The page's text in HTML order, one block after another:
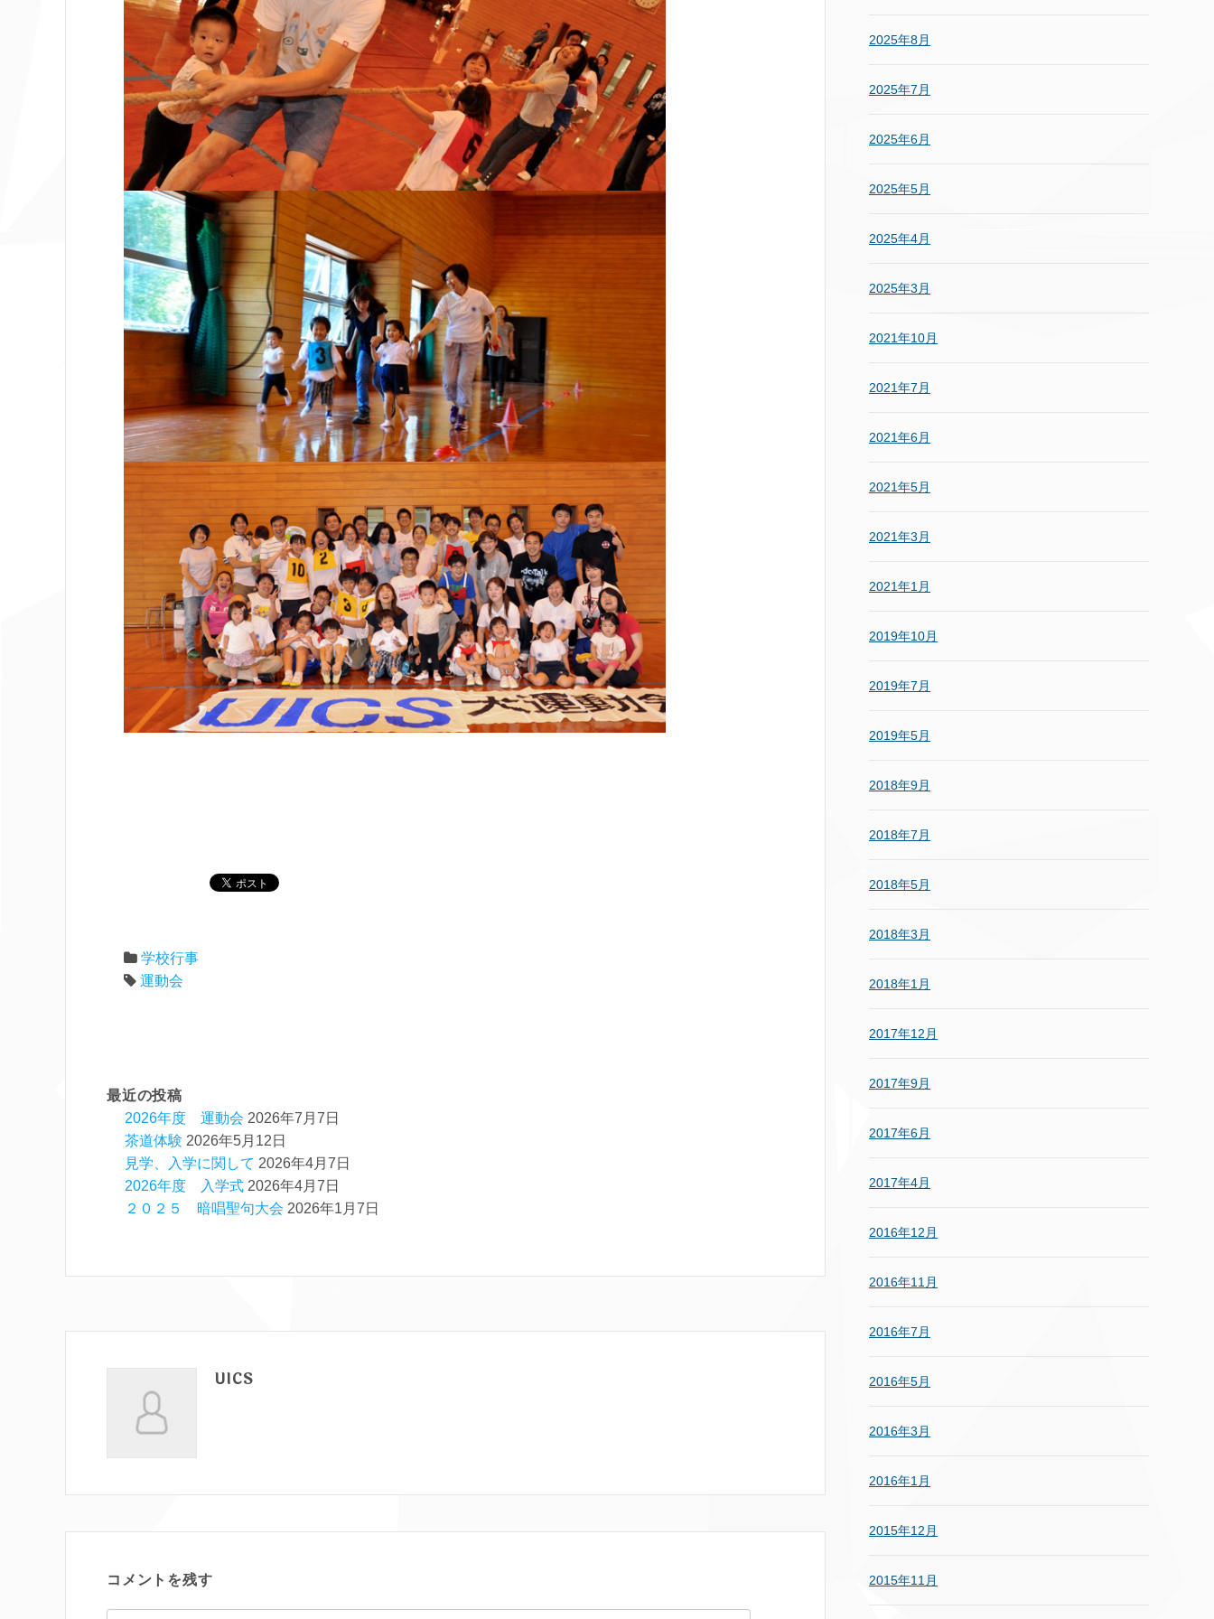
学校行事
運動会
最近の投稿
2026年度 運動会 2026年7月7日
茶道体験 2026年5月12日
見学、入学に関して 2026年4月7日
2026年度 入学式 2026年4月7日
２０２５ 暗唱聖句大会 2026年1月7日
UICS
コメントを残す
2025年8月
2025年7月
2025年6月
2025年5月
2025年4月
2025年3月
2021年10月
2021年7月
2021年6月
2021年5月
2021年3月
2021年1月
2019年10月
2019年7月
2019年5月
2018年9月
2018年7月
2018年5月
2018年3月
2018年1月
2017年12月
2017年9月
2017年6月
2017年4月
2016年12月
2016年11月
2016年7月
2016年5月
2016年3月
2016年1月
2015年12月
2015年11月